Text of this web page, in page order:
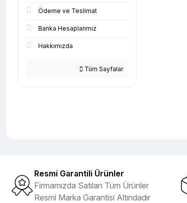
Ödeme ve Teslimat
Banka Hesaplarımız
Hakkımızda
Tüm Sayfalar
Resmi Garantili Ürünler
Firmamızda Satılan Tüm Ürünler
Resmi Marka Garantisi Altındadır